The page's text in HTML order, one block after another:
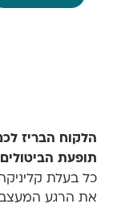
תופעת
כל בעלת
את הרגע